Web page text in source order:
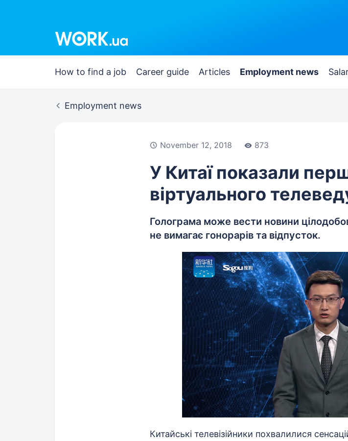
How to find a job Career guide Articles Employment news
Employment news
November 12, 2018 873
У Китаї показали
віртуального
Голограма може вести новини
не вимагає гонорарів та відпусток.
Китайські телевізійники похвалилися